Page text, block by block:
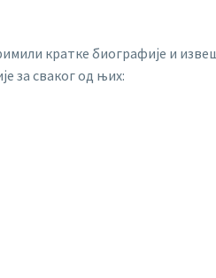
кратке биографије и
за сваког од њих: